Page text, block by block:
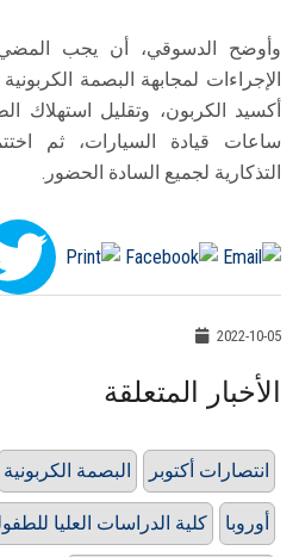
وأوضح الدسوقي، أن يجب
الإجراءات لمجابهة البصمة
أكسيد الكربون، وتقليل استهلاك
ساعات قيادة السيارات، ثم
التذكارية لجميع السادة الحضور.
2022-10-05
الأخبار المتعلقة
البصمة الكربونية انتصارات أكتوبر
كلية الدراسات العليا أوروبا